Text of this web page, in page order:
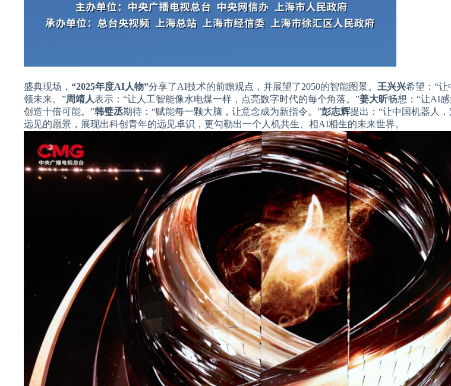
盛典现场， “2025年度AI人物”分享了AI技术的前瞻观点，并展望了2050的智能图景。 王兴兴希望：“
领未来。”周靖人表示：“让人工智能像水电煤一样，点亮数字时代的每个角落。”姜大昕畅想：“让AI
创造十倍可能。”韩璧丞期待：“赋能每一颗大脑，让意念成为新指令。”彭志辉提出：“让中国机器人
远见的愿景，展现出科创青年的远见卓识，更勾勒出一个人机共生、相AI相生的未来世界。